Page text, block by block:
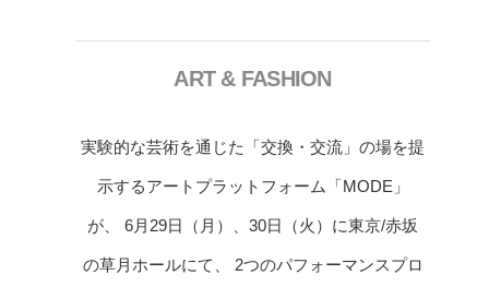
ART & FASHION
実験的な芸術を通じた「交換・交流」の場を提
示するアートプラットフォーム「MODE」
が、 6月29日（月）、30日（火）に東京/赤坂
の草月ホールにて、 2つのパフォーマンスプロ